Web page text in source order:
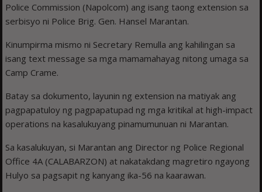
Police Commission (Napolcom) ang isang taong extension sa
serbisyo ni Police Brig. Gen. Hansel Marantan.
Kinumpirma mismo ni Secretary Remulla ang kahilingan sa
isang text message sa mga mamamahayag nitong umaga sa
Camp Crame.
Batay sa dokumento, layunin ng extension na matiyak ang
pagpapatuloy ng pagpapatupad ng mga kritikal at high-impact
operations na kasalukuyang pinamumunuan ni Marantan.
Sa kasalukuyan, si Marantan ang Director ng Police Regional
Office 4A (CALABARZON) at nakatakdang magretiro ngayong
Hulyo sa pagsapit ng kanyang ika-56 na kaarawan.